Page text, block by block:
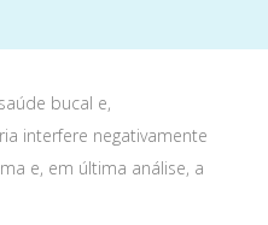
bucal e,
interfere negativamente
e, em última análise, a